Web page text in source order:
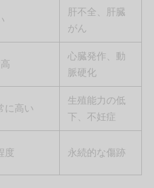
肝不全、肝臓
がん
心臓発作、動
脈硬化
に高い
生殖能力の低
下、不妊症
度 永続的な傷跡